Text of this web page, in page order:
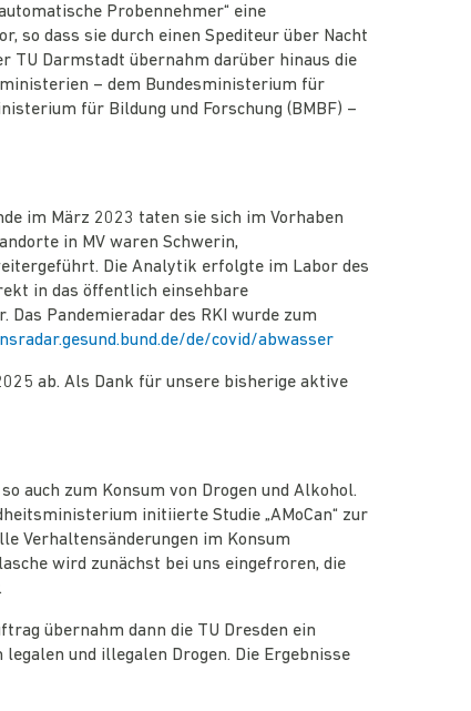
Probennehmer“ eine
so dass sie durch einen Spediteur über Nacht
TU Darmstadt übernahm darüber hinaus die
– dem Bundesministerium für
für Bildung und Forschung (BMBF) –
im März 2023 taten sie sich im Vorhaben
in MV waren Schwerin,
Die Analytik erfolgte im Labor des
in das öffentlich einsehbare
Das Pandemieradar des RKI wurde zum
de/covid/abwasser
ab. Als Dank für unsere bisherige aktive
auch zum Konsum von Drogen und Alkohol.
initiierte Studie „AMoCan“ zur
Verhaltensänderungen im Konsum
wird zunächst bei uns eingefroren, die
übernahm dann die TU Dresden ein
und illegalen Drogen. Die Ergebnisse